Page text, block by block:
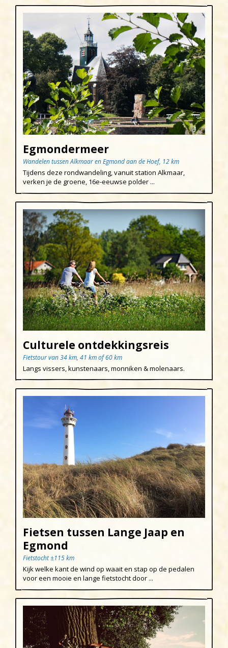
Egmondermeer
Wandelen tussen Alkmaar en Egmond aan de Hoef, 12 km
Tijdens deze rondwandeling, vanuit station Alkmaar,
verken je de groene, 16e-eeuwse polder ...
Culturele ontdekkingsreis
Fietstour van 34 km, 41 km of 60 km
Langs vissers, kunstenaars, monniken & molenaars.
Fietsen tussen Lange Jaap en
Egmond
Fietstocht ±115 km
Kijk welke kant de wind op waait en stap op de pedalen
voor een mooie en lange fietstocht door ...